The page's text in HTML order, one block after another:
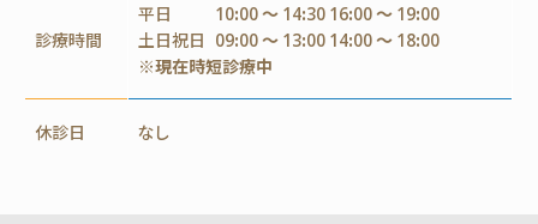
診療時間
平日
10:00 ～ 14:30 16:00 ～ 19:00
土日祝日 09:00 ～ 13:00 14:00 ～ 18:00
※現在時短診療中
休診日 なし